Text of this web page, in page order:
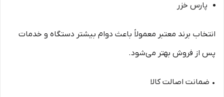
پارس خزر
انتخاب برند معتبر معمولاً باعث دوام بیشتر دستگاه و خدمات
پس از فروش بهتر می‌شود.
• ضمانت اصالت کالا